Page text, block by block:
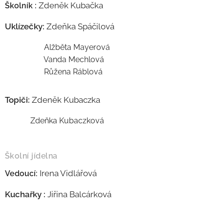
Školník : Zdeněk Kubačka
Uklízečky: Zdeňka Spáčilová
Alžběta Mayerová
Vanda Mechlová
Růžena Ráblová
Topiči: Zdeněk Kubaczka
Zdeňka Kubaczková
Školní jídelna
Vedoucí: Irena Vidlářová
Kuchařky : Jiřina Balcárková